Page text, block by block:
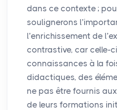
dans ce contexte ;
soulignerons
l’enrichissement de
contrastive, car celle-
connaissances à la
didactiques, des
ne pas être fournis
de leurs formations